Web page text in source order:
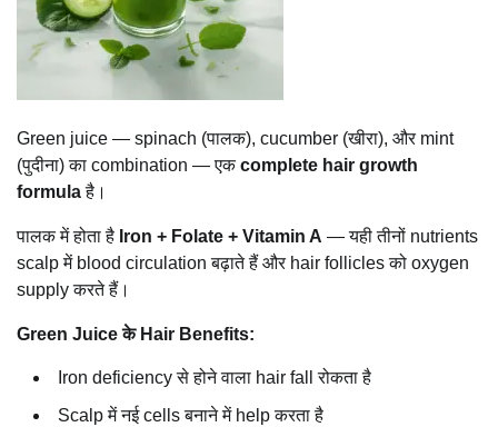
Green juice — spinach (पालक), cucumber (खीरा), और mint
(पुदीना) का combination — एकcomplete hair growth
formulaहै।
पालक में होता है Iron + Folate + Vitamin A — यही तीनों nutrients
scalp में blood circulation बढ़ाते हैं और hair follicles को oxygen
supply करते हैं।
Green Juice के Hair Benefits:
Iron deficiency से होने वाला hair fall रोकता है
Scalp में नई cells बनाने में help करता है